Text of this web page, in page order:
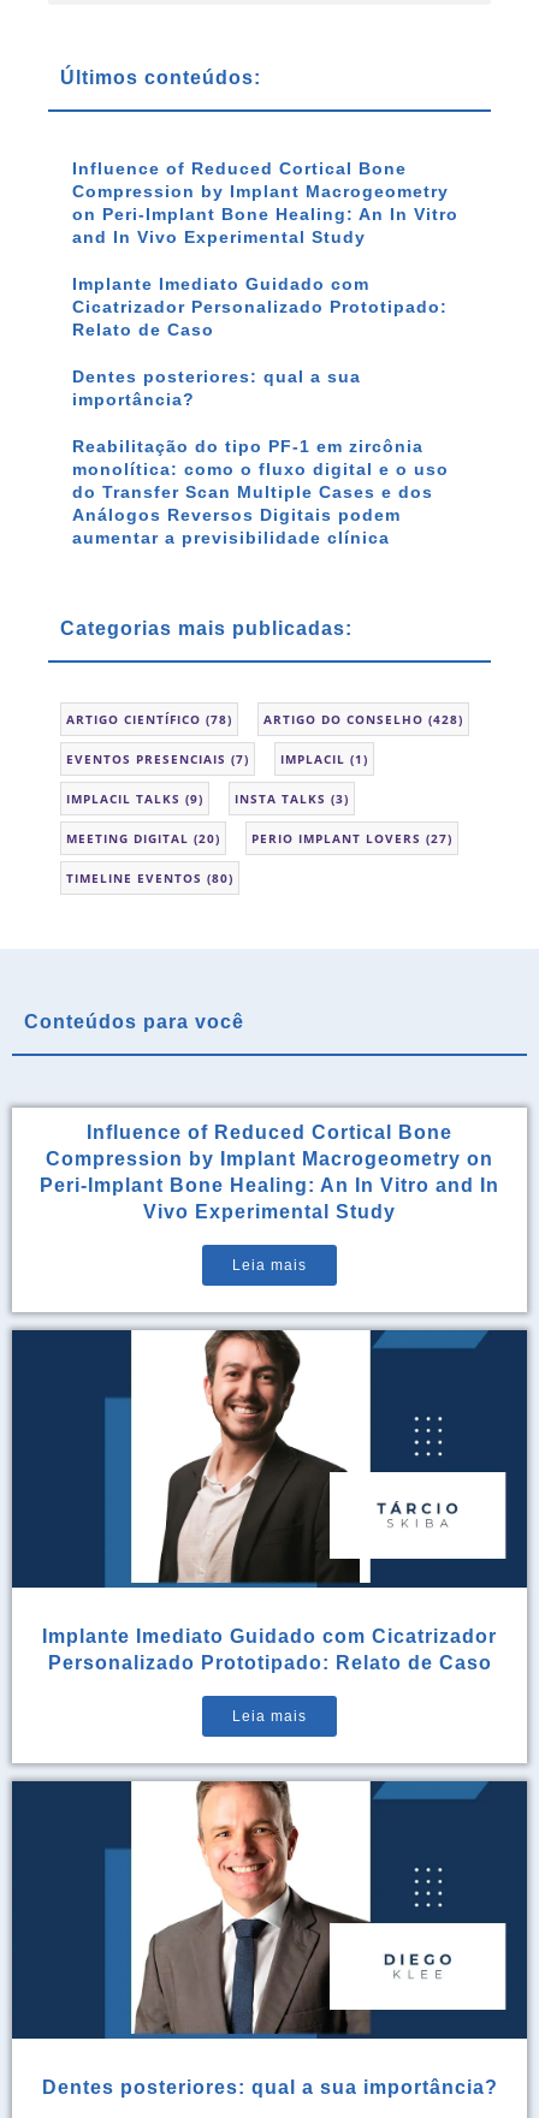
Últimos conteúdos:
Influence of Reduced Cortical Bone
Compression by Implant Macrogeometry
on Peri-Implant Bone Healing: An In Vitro
and In Vivo Experimental Study
Implante Imediato Guidado com
Cicatrizador Personalizado Prototipado:
Relato de Caso
Dentes posteriores: qual a sua
importância?
Reabilitação do tipo PF-1 em zircônia
monolítica: como o fluxo digital e o uso
do Transfer Scan Multiple Cases e dos
Análogos Reversos Digitais podem
aumentar a previsibilidade clínica
Categorias mais publicadas:
ARTIGO CIENTÍFICO (78) ARTIGO DO CONSELHO (428)
EVENTOS PRESENCIAIS (7) IMPLACIL (1)
IMPLACIL TALKS (9) INSTA TALKS (3)
MEETING DIGITAL (20) PERIO IMPLANT LOVERS (27)
TIMELINE EVENTOS (80)
Conteúdos para você
Influence of Reduced Cortical Bone
Compression by Implant Macrogeometry on
Peri-Implant Bone Healing: An In Vitro and In
Vivo Experimental Study
Leia mais
Implante Imediato Guidado com Cicatrizador
Personalizado Prototipado: Relato de Caso
Leia mais
Dentes posteriores: qual a sua importância?